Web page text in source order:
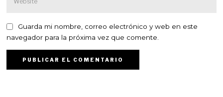
Guarda mi nombre, correo electrónico y web en este
navegador para la próxima vez que comente.